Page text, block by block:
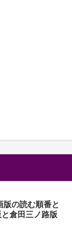
版の読む順番と
倉田三ノ路版